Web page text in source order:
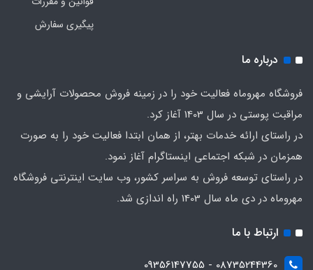
پیگیری سفارش
درباره ما
فروشگاه مهروماه فعالیت خود را در زمینه فروش محصولات آرایشی و
مراقبت پوستی در سال 1403 آغاز کرد.
در راستای ارائه خدمات بهتر، از همان ابتدا فعالیت خود را به صورت
همزمان در شبکه اجتماعی اینستاگرام آغاز نمود.
در راستای توسعه فروش به سراسر کشور، وب سایت اینترنتی فروشگاه
مهروماه در دی ماه سال 1403 راه اندازی شد.
ارتباط با ما
08735244360 - 09356147755